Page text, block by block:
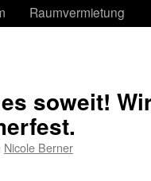
Raumvermietung
soweit!
Nicole Berner